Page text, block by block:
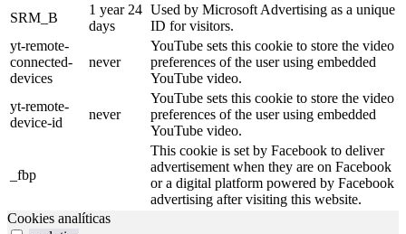
SRM_B
1 year 24
days
Used by Microsoft Advertising as a unique
ID for visitors.
yt-remote-
connected-
devices
never
YouTube sets this cookie to store the video
preferences of the user using embedded
YouTube video.
yt-remote-
device-id
never
YouTube sets this cookie to store the video
preferences of the user using embedded
YouTube video.
_fbp
This cookie is set by Facebook to deliver
advertisement when they are on Facebook
or a digital platform powered by Facebook
advertising after visiting this website.
Cookies analíticas